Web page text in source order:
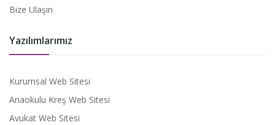
Bize Ulaşın
Yazılımlarımız
Kurumsal Web Sitesi
Anaokulu Kreş Web Sitesi
Avukat Web Sitesi